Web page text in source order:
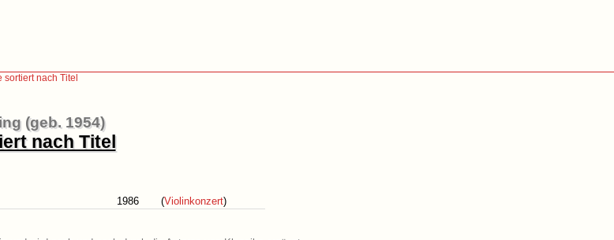
sortiert nach Titel
(geb. 1954)
nach Titel
1986 (Violinkonzert)